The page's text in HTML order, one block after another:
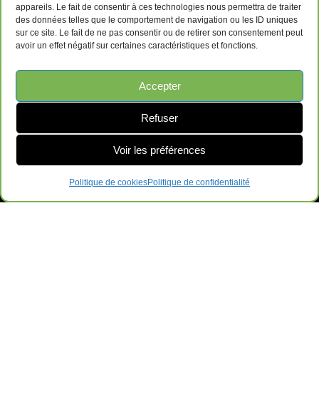
appareils. Le fait de consentir à ces technologies nous permettra de traiter
des données telles que le comportement de navigation ou les ID uniques
sur ce site. Le fait de ne pas consentir ou de retirer son consentement peut
avoir un effet négatif sur certaines caractéristiques et fonctions.
Accepter
Refuser
Voir les préférences
Politique de cookiesPolitique de confidentialité
Ameublements de Bureau Surplus GRL
169-B QC-112, Saint-Césaire, QC J0L 1T0
Contactez-Nous